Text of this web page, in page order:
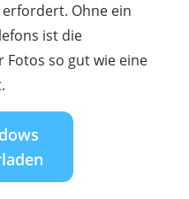
Ohne ein
ist die
so gut wie eine